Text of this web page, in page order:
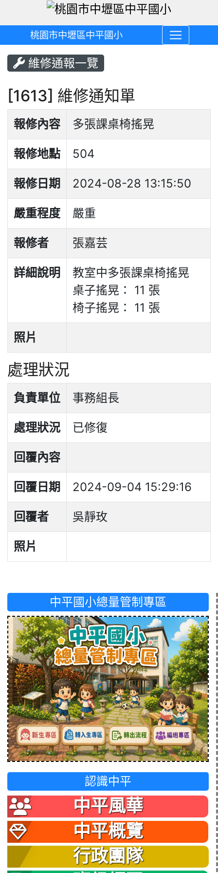
桃園市中壢區中平國小
維修通報一覽
[1613] 維修通知單
報修內容 多張課桌椅搖晃
報修地點 504
報修日期 2024-08-28 13:15:50
嚴重程度 嚴重
報修者 張嘉芸
詳細說明
教室中多張課桌椅搖晃
桌子搖晃： 11 張
椅子搖晃： 11 張
照片
處理狀況
負責單位 事務組長
處理狀況 已修復
回覆內容
回覆日期 2024-09-04 15:29:16
回覆者 吳靜玫
照片
中平國小總量管制專區
認識中平
中平風華
中平概覽
行政團隊